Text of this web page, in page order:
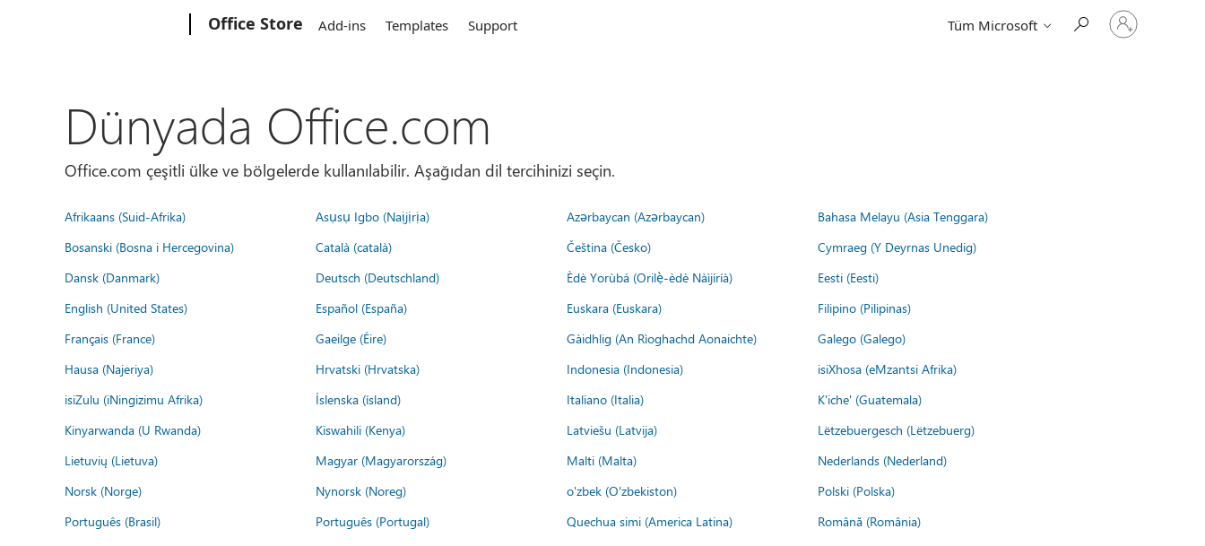
Office Store Add-ins Templates Support Tüm Microsoft
Hesabınızda
oturum
açın
Dünyada Office.com
Office.com çeşitli ülke ve bölgelerde kullanılabilir. Aşağıdan dil tercihinizi seçin.
Afrikaans (Suid-Afrika) Asụsụ Igbo (Naịjịrịa) Azərbaycan (Azərbaycan)
Bahasa Melayu (Asia Tenggara)
Bosanski (Bosna i Hercegovina)
Català (català) Čeština (Česko)
Cymraeg (Y Deyrnas Unedig)
Dansk (Danmark)
Deutsch (Deutschland) Èdè Yorùbá (Orilẹ̀-èdè Nàìjíríà)
Eesti (Eesti)
English (United States)
Español (España) Euskara (Euskara)
Filipino (Pilipinas)
Français (France)
Gaeilge (Éire) Gàidhlig (An Rìoghachd Aonaichte)
Galego (Galego)
Hausa (Najeriya)
Hrvatski (Hrvatska) Indonesia (Indonesia)
isiXhosa (eMzantsi Afrika)
isiZulu (iNingizimu Afrika)
Íslenska (ísland) Italiano (Italia)
K'iche' (Guatemala)
Kinyarwanda (U Rwanda)
Kiswahili (Kenya) Latviešu (Latvija)
Lëtzebuergesch (Lëtzebuerg)
Lietuvių (Lietuva)
Magyar (Magyarország) Malti (Malta)
Nederlands (Nederland)
Norsk (Norge)
Nynorsk (Noreg) o'zbek (O'zbekiston)
Polski (Polska)
Português (Brasil)
Português (Portugal) Quechua simi (America Latina)
Română (România)